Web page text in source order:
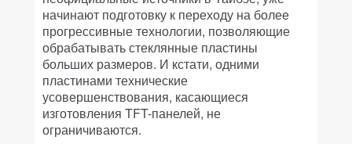
начинают подготовку к переходу на более
прогрессивные технологии, позволяющие
обрабатывать стеклянные пластины
больших размеров. И кстати, одними
пластинами технические
усовершенствования, касающиеся
изготовления TFT-панелей, не
ограничиваются.